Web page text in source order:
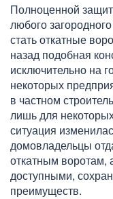
Полноценной
любого
стать откатные
назад подобная
исключительно на
некоторых
в частном
лишь для
ситуация
домовладельцы
откатным воротам,
доступными,
преимуществ.